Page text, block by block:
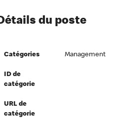
à l’égard de nos employés
directeurs
équité et inclusion
au travail
du poste
Catégories Management
ID de
catégorie
URL de
catégorie